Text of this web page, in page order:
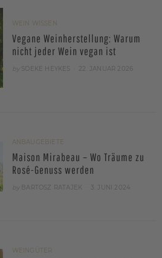
WEIN WISSEN
Vegane Weinherstellung: Warum
nicht jeder Wein vegan ist
SOEKE HEYKES
POSTED
22. JANUAR 2026
ANBAUGEBIETE
Maison Mirabeau – Wo Träume zu
Rosé-Genuss werden
BARTOSZ RATAJEK
POSTED
3. JUNI 2024
WEINGÜTER